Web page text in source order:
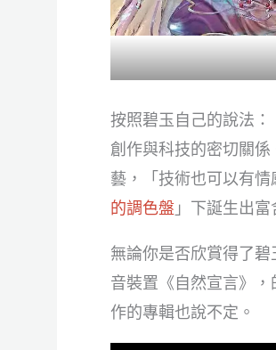
按照碧玉自己的說法：
創作與科技的密切關係
藝，「技術也可以有
的調色盤 」下誕生出富
無論你是否欣賞得了
音裝置《自然宣言》
作的專輯也說不定。